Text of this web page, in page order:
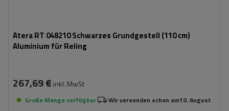
Atera RT 048210 Schwarzes Grundgestell (110 cm)
Aluminium für Reling
267,69 € inkl. MwSt
Große Menge verfügbar Wir versenden schon am10. August